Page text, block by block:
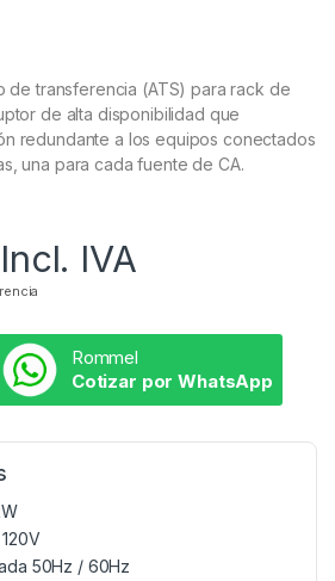
de transferencia (ATS) para rack de
de alta disponibilidad que
redundante a los equipos conectados
una para cada fuente de CA.
Incl. IVA
Rommel
Cotizar por WhatsApp
50Hz / 60Hz